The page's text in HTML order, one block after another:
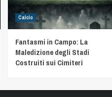
Calcio
Fantasmi in Campo: La
Maledizione degli Stadi
Costruiti sui Cimiteri